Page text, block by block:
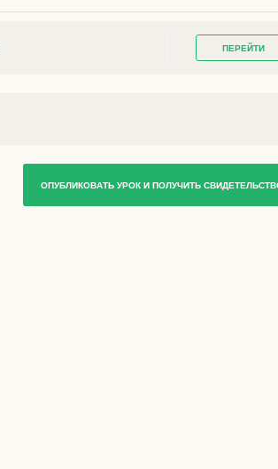
ПЕРЕЙТИ
ОПУБЛИКОВАТЬ УРОК И ПОЛУЧИТЬ